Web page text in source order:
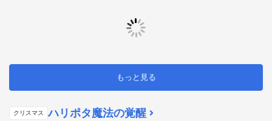
もっと見る
クリスマス ハリポタ魔法の覚醒